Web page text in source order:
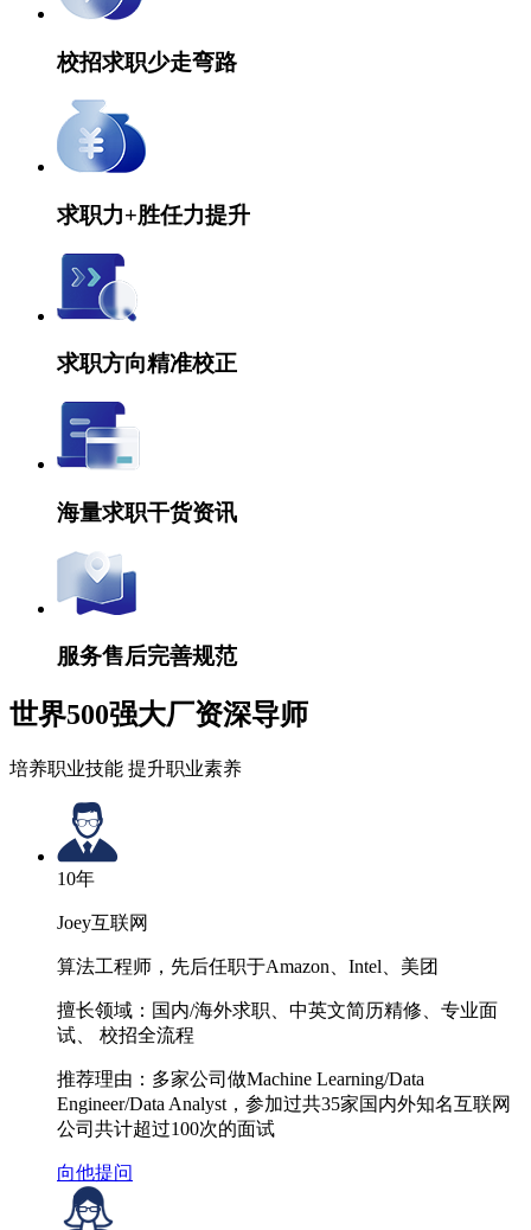
校招求职少走弯路
求职力+胜任力提升
求职方向精准校正
海量求职干货资讯
服务售后完善规范
世界500强大厂资深导师
培养职业技能 提升职业素养
10年
Joey互联网
算法工程师，先后任职于Amazon、Intel、美团
擅长领域： 国内/海外求职、中英文简历精修、专业面
试、 校招全流程
推荐理由： 多家公司做Machine Learning/Data
Engineer/Data Analyst，参加过共35家国内外知名互联网
公司共计超过100次的面试
向他提问